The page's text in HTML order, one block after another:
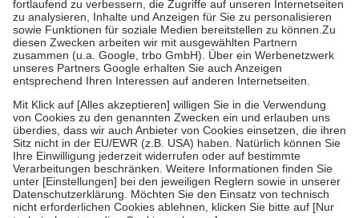
höchstens zehn Euro.Es sind jedoch nie mehr als die tatsächlichen
Kosten der Leistung zu entrichten.
Diese Regeln gelten grundsätzlich auch für Online-Apotheken.
Bei Heilmitteln und häuslicher Krankenpflege beträgt die
Zuzahlung zehn Prozent der Kosten sowie zehn Euro je
Um das Engagement der Versicherten für ihre eigene Gesundheit zu
stärken und die besondere Stellung der Familie zu unterstützen,
fallenkeine Zuzahlungen an bei:
• Kindern und Jugendlichen bis zum vollendeten 18. Lebensjahr
mit Ausnahme der Fahrkosten
• Untersuchungen zur Vorsorge und Früherkennung, die von der
GKV getragen werden